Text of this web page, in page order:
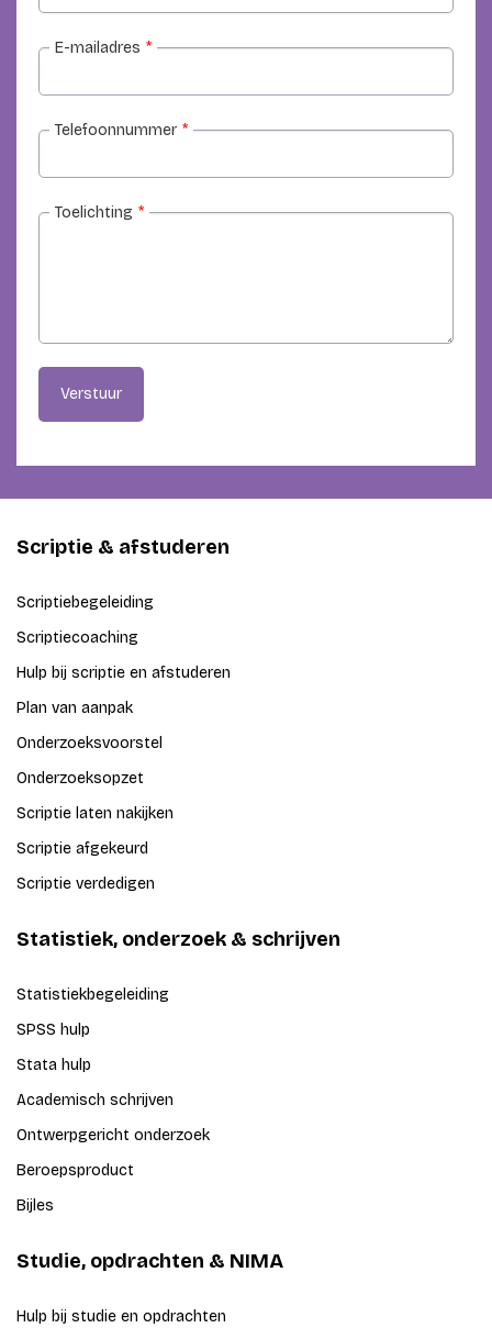
E-mailadres *
Telefoonnummer *
Toelichting *
Verstuur
Scriptie & afstuderen
Scriptiebegeleiding
Scriptiecoaching
Hulp bij scriptie en afstuderen
Plan van aanpak
Onderzoeksvoorstel
Onderzoeksopzet
Scriptie laten nakijken
Scriptie afgekeurd
Scriptie verdedigen
Statistiek, onderzoek & schrijven
Statistiekbegeleiding
SPSS hulp
Stata hulp
Academisch schrijven
Ontwerpgericht onderzoek
Beroepsproduct
Bijles
Studie, opdrachten & NIMA
Hulp bij studie en opdrachten